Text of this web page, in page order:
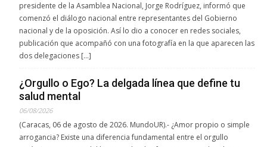
presidente de la Asamblea Nacional, Jorge Rodríguez, informó que
comenzó el diálogo nacional entre representantes del Gobierno
nacional y de la oposición. Así lo dio a conocer en redes sociales,
publicación que acompañó con una fotografía en la que aparecen las
dos delegaciones […]
¿Orgullo o Ego? La delgada línea que define tu
salud mental
06/08/2026
(Caracas, 06 de agosto de 2026. MundoUR).- ¿Amor propio o simple
arrogancia? Existe una diferencia fundamental entre el orgullo